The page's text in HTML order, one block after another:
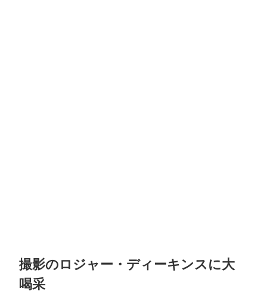
撮影のロジャー・ディーキンスに大
喝采